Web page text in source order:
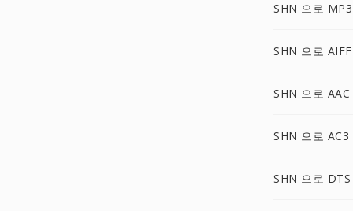
SHN 으로 MP3
SHN 으로 AIFF
SHN 으로 AAC
SHN 으로 AC3
SHN 으로 DTS